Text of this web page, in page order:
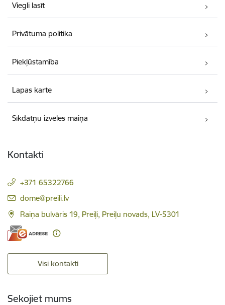
Viegli lasīt
Privātuma politika
Piekļūstamība
Lapas karte
Sīkdatņu izvēles maiņa
Kontakti
+371 65322766
E-pasts:
dome@preili.lv
Raiņa bulvāris 19, Preiļi, Preiļu novads, LV-5301
Visi kontakti
Sekojiet mums